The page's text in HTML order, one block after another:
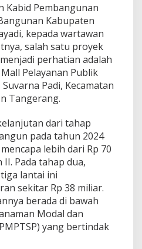
Kabid Pembangunan
Kabupaten
kepada wartawan
salah satu proyek
perhatian adalah
Pelayanan Publik
Padi, Kecamatan
Tangerang.
dari tahap
pada tahun 2024
lebih dari Rp 70
Pada tahap dua,
lantai ini
sekitar Rp 38 miliar.
berada di bawah
Modal dan
yang bertindak